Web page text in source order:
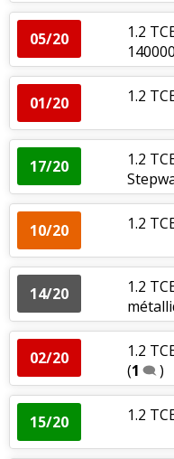
05/20
1.2
01/20 1.2
17/20
1.2
10/20 1.2
14/20
1.2
02/20
1.2
(1 )
15/20 1.2